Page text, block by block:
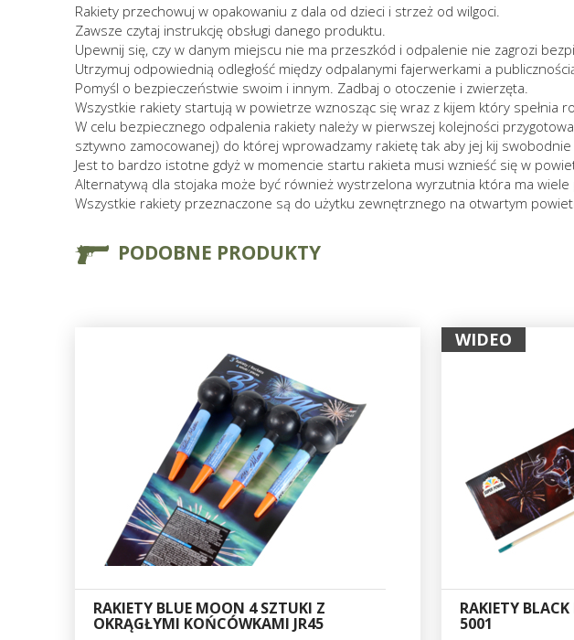
Rakiety przechowuj w opakowaniu z dala od dzieci i strzeż od wilgoci.
Zawsze czytaj instrukcję obsługi danego produktu.
Upewnij się, czy w danym miejscu nie ma przeszkód i odpalenie nie zagrozi
Utrzymuj odpowiednią odległość między odpalanymi fajerwerkami a
Pomyśl o bezpieczeństwie swoim i innym. Zadbaj o otoczenie i zwierzęta.
Wszystkie rakiety startują w powietrze wznosząc się wraz z kijem który spełnia
W celu bezpiecznego odpalenia rakiety należy w pierwszej kolejności
sztywno zamocowanej) do której wprowadzamy rakietę tak aby jej kij
Jest to bardzo istotne gdyż w momencie startu rakieta musi wznieść się w
Alternatywą dla stojaka może być również wystrzelona wyrzutnia która ma
Wszystkie rakiety przeznaczone są do użytku zewnętrznego na otwartym
PODOBNE PRODUKTY
RAKIETY BLUE MOON 4 SZTUKI Z
OKRĄGŁYMI KOŃCÓWKAMI JR45
WIDEO
RAKIETY
5001